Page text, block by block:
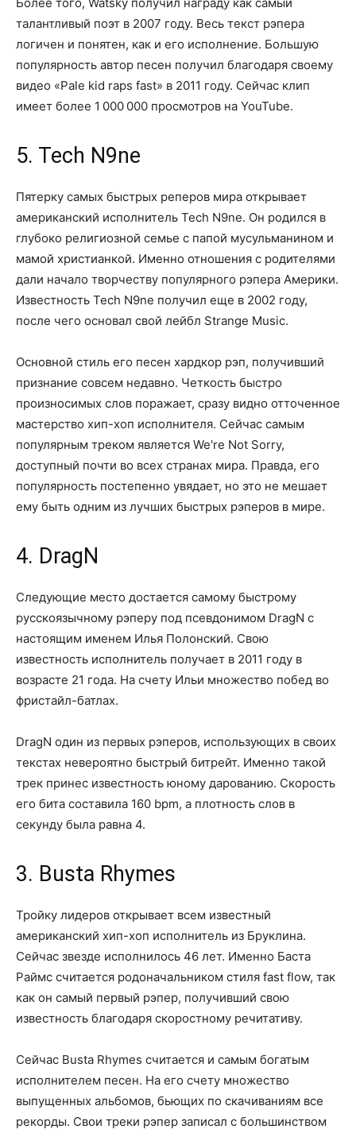
талантливый поэт в 2007 году. Весь текст рэпера
логичен и понятен, как и его исполнение. Большую
популярность автор песен получил благодаря своему
видео «Pale kid raps fast» в 2011 году. Сейчас клип
имеет более 1 000 000 просмотров на YouTube.
5. Tech N9ne
Пятерку самых быстрых реперов мира открывает
американский исполнитель Tech N9ne. Он родился в
глубоко религиозной семье с папой мусульманином и
мамой христианкой. Именно отношения с родителями
дали начало творчеству популярного рэпера Америки.
Известность Tech N9ne получил еще в 2002 году,
после чего основал свой лейбл Strange Music.
Основной стиль его песен хардкор рэп, получивший
признание совсем недавно. Четкость быстро
произносимых слов поражает, сразу видно отточенное
мастерство хип-хоп исполнителя. Сейчас самым
популярным треком является We're Not Sorry,
доступный почти во всех странах мира. Правда, его
популярность постепенно увядает, но это не мешает
ему быть одним из лучших быстрых рэперов в мире.
4. DragN
Следующие место достается самому быстрому
русскоязычному рэперу под псевдонимом DragN с
настоящим именем Илья Полонский. Свою
известность исполнитель получает в 2011 году в
возрасте 21 года. На счету Ильи множество побед во
фристайл-батлах.
DragN один из первых рэперов, использующих в своих
текстах невероятно быстрый битрейт. Именно такой
трек принес известность юному дарованию. Скорость
его бита составила 160 bpm, а плотность слов в
секунду была равна 4.
3. Busta Rhymes
Тройку лидеров открывает всем известный
американский хип-хоп исполнитель из Бруклина.
Сейчас звезде исполнилось 46 лет. Именно Баста
Раймс считается родоначальником стиля fast flow, так
как он самый первый рэпер, получивший свою
известность благодаря скоростному речитативу.
Сейчас Busta Rhymes считается и самым богатым
исполнителем песен. На его счету множество
выпущенных альбомов, бьющих по скачиваниям все
рекорды. Свои треки рэпер записал с большинством